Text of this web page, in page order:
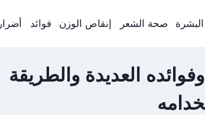
صحة الشعر إنقاص الوزن فوائد أضرار
العديدة والطريقة